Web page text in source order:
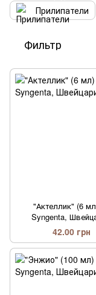
Прилипатели
Фильтр
"Актеллик" (6
Syngenta,
42.00 грн